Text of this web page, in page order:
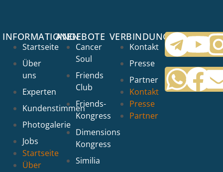
INFORMATIONEN
Startseite
Über
uns
Experten
Kundenstimmen
Photogalerie
Jobs
Startseite
Über
ANGEBOTE
Cancer
Soul
Friends
Club
Friends-
Kongress
Dimensions
Kongress
Similia
VERBINDUNGEN
Kontakt
Presse
Partner
Kontakt
Presse
Partner